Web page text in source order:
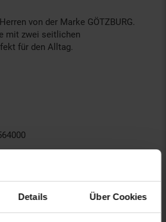
Details Über Cookies
von der Marke GÖTZBURG.
mit zwei seitlichen
für den Alltag.